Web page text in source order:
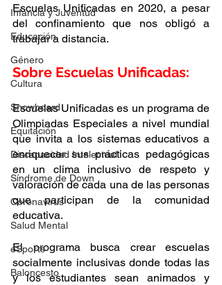
Infancia y Juventud
Educación
Género
Cultura
Snowboard
Equitación
Discapacidad Intelectual
Síndrome de Down
Coronavirus
Salud Mental
eSports
Baloncesto
Escuelas Unificadas en 2020, a pesar
del confinamiento que nos obligó a
trabajar a distancia.
Sobre Escuelas Unificadas:
Escuelas Unificadas es un programa de
Olimpiadas Especiales a nivel mundial
que invita a los sistemas educativos a
enriquecer sus prácticas pedagógicas
en un clima inclusivo de respeto y
valoración de cada una de las personas
que participan de la comunidad
educativa.
El programa busca crear escuelas
socialmente inclusivas donde todas las
y los estudiantes sean animados y